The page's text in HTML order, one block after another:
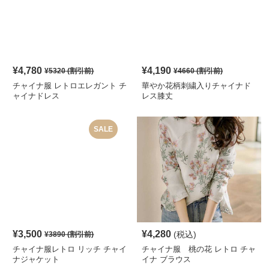
¥4,780 ¥5320(割引前)
チャイナ服 レトロエレガント チ
ャイナドレス
¥4,190 ¥4660(割引前)
華やか花柄刺繍入りチャイナド
レス膝丈
SALE
¥3,500 ¥3890(割引前)
チャイナ服レトロ リッチ チャイ
ナジャケット
¥4,280 (税込)
チャイナ服 桃の花 レトロ チャ
イナ ブラウス